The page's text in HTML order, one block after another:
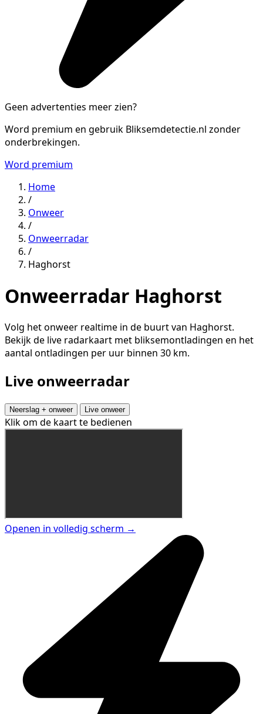
Geen advertenties meer zien?
Word premium en gebruik Bliksemdetectie.nl zonder
onderbrekingen.
Word premium
Home
/
Onweer
/
Onweerradar
/
Haghorst
Onweerradar Haghorst
Volg het onweer realtime in de buurt van Haghorst.
Bekijk de live radarkaart met bliksemontladingen en het
aantal ontladingen per uur binnen 30 km.
Live onweerradar
Neerslag + onweer Live onweer
Klik om de kaart te bedienen
Openen in volledig scherm →